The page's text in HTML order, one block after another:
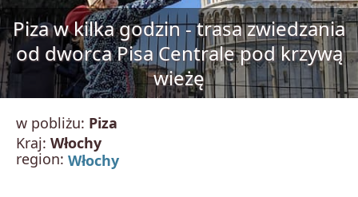
Piza w kilka godzin - trasa zwiedzania
od dworca Pisa Centrale pod krzywą
wieżę
w pobliżu: Piza
Kraj: Włochy
region: Włochy